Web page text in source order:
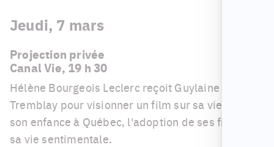
Jeudi, 7 mars
Projection privée
Canal Vie, 19 h 30
Hélène Bourgeois Leclerc reçoit Guylaine
Tremblay pour visionner un film sur sa vie narrant
son enfance à Québec, l'adoption de ses filles et
sa vie sentimentale.